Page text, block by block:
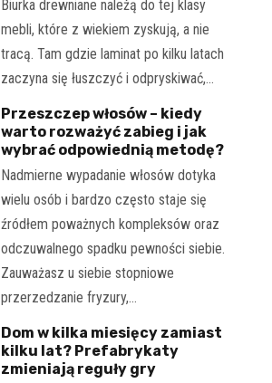
Biurka drewniane należą do tej klasy
mebli, które z wiekiem zyskują, a nie
tracą. Tam gdzie laminat po kilku latach
zaczyna się łuszczyć i odpryskiwać,…
Przeszczep włosów – kiedy
warto rozważyć zabieg i jak
wybrać odpowiednią metodę?
Nadmierne wypadanie włosów dotyka
wielu osób i bardzo często staje się
źródłem poważnych kompleksów oraz
odczuwalnego spadku pewności siebie.
Zauważasz u siebie stopniowe
przerzedzanie fryzury,…
Dom w kilka miesięcy zamiast
kilku lat? Prefabrykaty
zmieniają reguły gry